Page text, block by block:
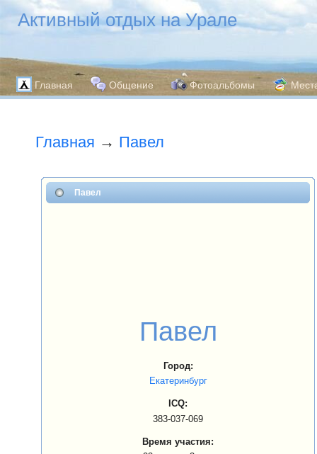
Активный отдых на Урале
Главная Общение Фотоальбомы
Главная → Павел
Павел
Павел
Город:
Екатеринбург
ICQ:
383-037-069
Время участия: